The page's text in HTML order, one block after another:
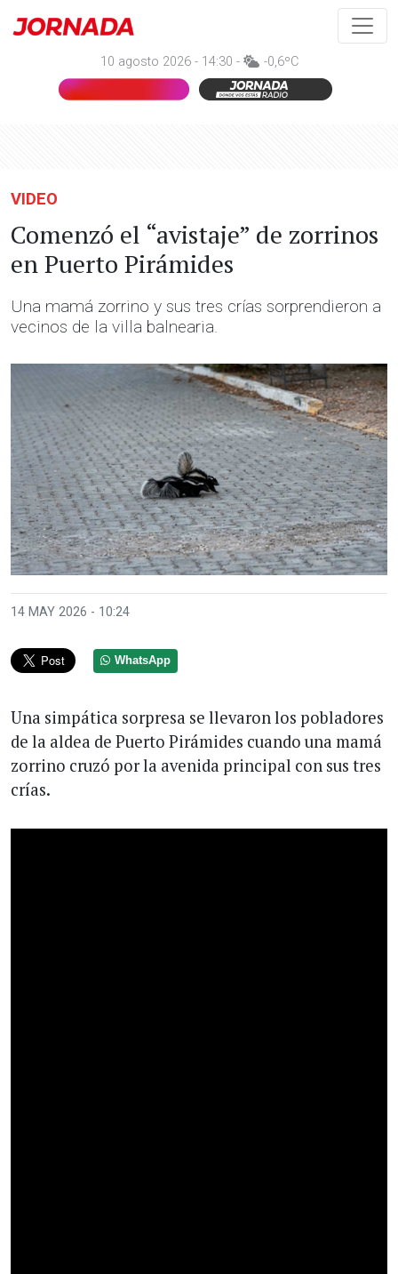
10 agosto 2026 - 14:30 - -0,6ºC
VIDEO
Comenzó el “avistaje” de zorrinos
en Puerto Pirámides
Una mamá zorrino y sus tres crías sorprendieron a
vecinos de la villa balnearia.
14 MAY 2026 - 10:24
WhatsApp
Una simpática sorpresa se llevaron los pobladores
de la aldea de Puerto Pirámides cuando una mamá
zorrino cruzó por la avenida principal con sus tres
crías.